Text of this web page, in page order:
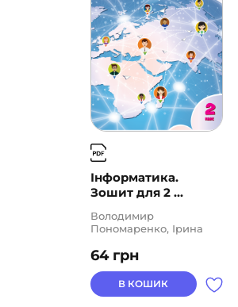
Інформатика.
Зошит для 2 ...
64 грн
Володимир
Пономаренко, Ірина
Андрук, Олена Хомич,
Тетяна Воронцова
В КОШИК